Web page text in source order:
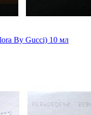
By Gucci) 10 мл